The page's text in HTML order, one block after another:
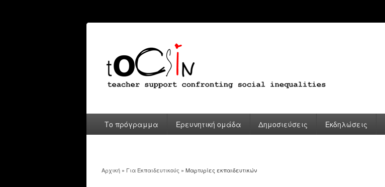
Το πρόγραμμα Ερευνητική ομάδα Δημοσιεύσεις Εκδηλώσεις
You are here
Αρχική » Για Εκπαιδευτικούς » Μαρτυρίες εκπαιδευτικών